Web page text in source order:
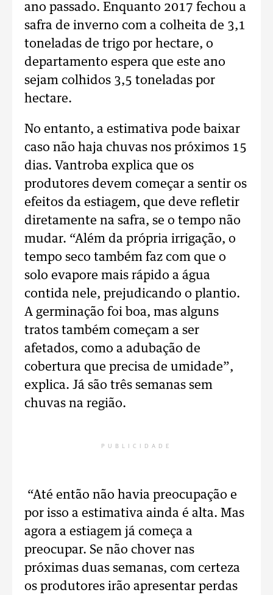
ano passado. Enquanto 2017 fechou a
safra de inverno com a colheita de 3,1
toneladas de trigo por hectare, o
departamento espera que este ano
sejam colhidos 3,5 toneladas por
hectare.
No entanto, a estimativa pode baixar
caso não haja chuvas nos próximos 15
dias. Vantroba explica que os
produtores devem começar a sentir os
efeitos da estiagem, que deve refletir
diretamente na safra, se o tempo não
mudar. “Além da própria irrigação, o
tempo seco também faz com que o
solo evapore mais rápido a água
contida nele, prejudicando o plantio.
A germinação foi boa, mas alguns
tratos também começam a ser
afetados, como a adubação de
cobertura que precisa de umidade”,
explica. Já são três semanas sem
chuvas na região.
PUBLICIDADE
“Até então não havia preocupação e
por isso a estimativa ainda é alta. Mas
agora a estiagem já começa a
preocupar. Se não chover nas
próximas duas semanas, com certeza
os produtores irão apresentar perdas